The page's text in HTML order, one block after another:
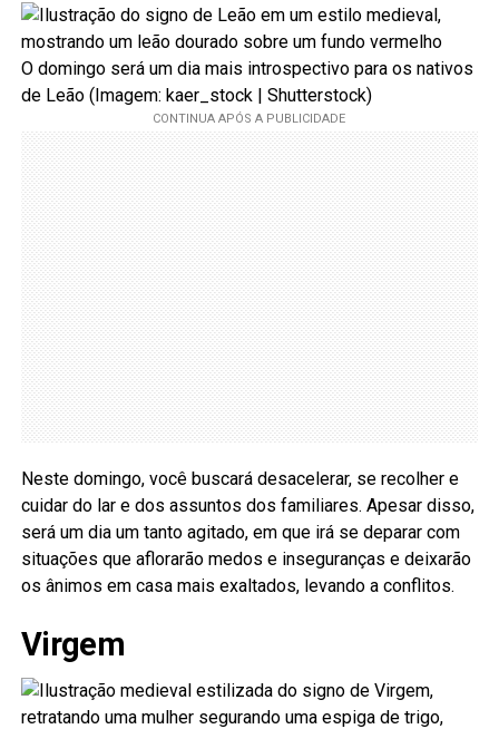
O domingo será um dia mais introspectivo para os nativos
de Leão (Imagem: kaer_stock | Shutterstock)
Neste domingo, você buscará desacelerar, se recolher e
cuidar do lar e dos assuntos dos familiares. Apesar disso,
será um dia um tanto agitado, em que irá se deparar com
situações que aflorarão medos e inseguranças e deixarão
os ânimos em casa mais exaltados, levando a conflitos.
Virgem